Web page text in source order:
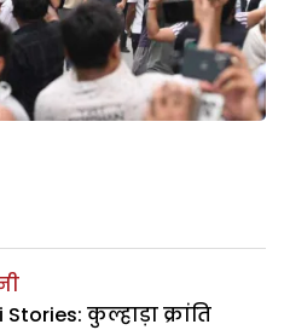
Stories: कुल्हाड़ा क्रांति